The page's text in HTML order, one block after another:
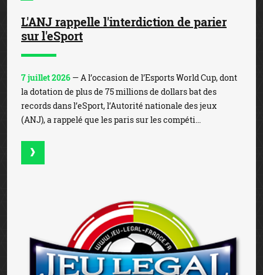
L'ANJ rappelle l'interdiction de parier
sur l'eSport
7 juillet 2026 — A l’occasion de l’Esports World Cup, dont
la dotation de plus de 75 millions de dollars bat des
records dans l’eSport, l’Autorité nationale des jeux
(ANJ), a rappelé que les paris sur les compéti...